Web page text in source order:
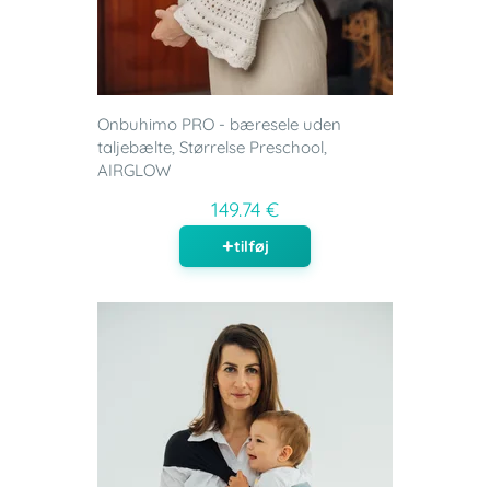
Onbuhimo PRO - bæresele uden
taljebælte, Størrelse Preschool,
AIRGLOW
149.74 €
tilføj